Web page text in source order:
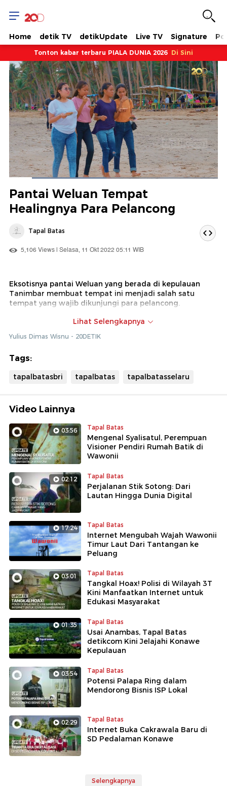
Home detik TV detikUpdate Live TV Signature
Tonton kabar terbaru PIALA DUNIA 2026 Di Sini
Berhenti
Suara
Hidup
Saat
Dimuat:
Pantai Weluan Tempat
Healingnya Para Pelancong
Tapal Batas
5,106 Views | Selasa, 11 Okt 2022 05:11 WIB
Eksotisnya pantai Weluan yang berada di kepulauan
Tanimbar membuat tempat ini menjadi salah satu
tempat yang wajib dikunjungi para pelancong.
Airnya yang jernih serta keanekaragaman biota laut
ingin bersantai dan menghabiskan waktu bersama
Batas yang mengulas perkembangan ekonomi,
ikuti terus berita tentang Tapal Batas di
tapalbatas.detik.com
Lihat Selengkapnya
Yulius Dimas Wisnu - 20DETIK
Tags:
tapalbatasbri tapalbatas tapalbatasselaru
Video Lainnya
03:56 Tapal Batas
Mengenal Syalisatul, Perempuan
Visioner Pendiri Rumah Batik di
Wawonii
02:12 Tapal Batas
Perjalanan Stik Sotong: Dari
Lautan Hingga Dunia Digital
17:24 Tapal Batas
Internet Mengubah Wajah Wawonii
Timur Laut Dari Tantangan ke
Peluang
03:01 Tapal Batas
Tangkal Hoax! Polisi di Wilayah 3T
Kini Manfaatkan Internet untuk
Edukasi Masyarakat
01:35 Tapal Batas
Usai Anambas, Tapal Batas
detikcom Kini Jelajahi Konawe
Kepulauan
03:54 Tapal Batas
Potensi Palapa Ring dalam
Mendorong Bisnis ISP Lokal
02:29 Tapal Batas
Internet Buka Cakrawala Baru di
SD Pedalaman Konawe
Selengkapnya